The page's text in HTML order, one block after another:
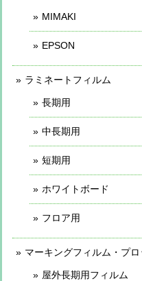
MIMAKI
EPSON
ラミネートフィルム
長期用
中長期用
短期用
ホワイトボード
フロア用
マーキングフィルム・プ
屋外長期用フィルム